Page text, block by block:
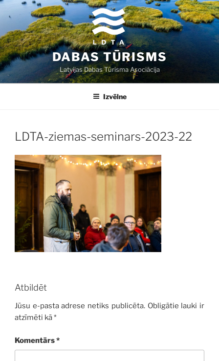
Doties
saturu
DABAS TŪRISMS
Latvijas Dabas Tūrisma Asociācija
Izvēlne
LDTA-ziemas-seminars-2023-22
Atbildēt
Jūsu e-pasta adrese netiks publicēta. Obligātie lauki ir
atzīmēti kā*
Komentārs*